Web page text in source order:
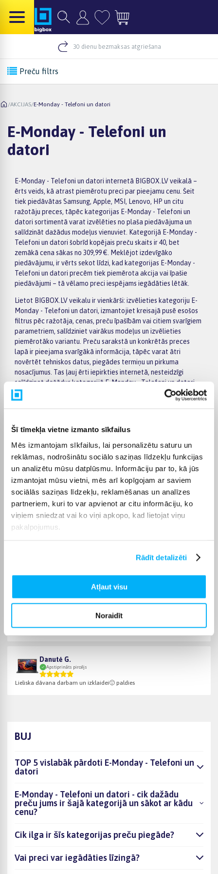
Šī tīmekļa vietne izmanto sīkfailus
Mēs izmantojam sīkfailus, lai personalizētu saturu un
reklāmas, nodrošinātu sociālo saziņas līdzekļu funkcijas
un analizētu mūsu datplūsmu. Informāciju par to, kā jūs
izmantojat mūsu vietni, mēs arī kopīgojam ar saviem
sociālās saziņas līdzekļu, reklamēšanas un analīzes
partneriem, kuri to var apvienot ar citu informāciju, ko
viņiem sniedzat vai ko viņi apkopo, kad lietojat viņu
pakalpojumus.
Rādīt detalizēti
Atļaut visu
Noraidīt
30 dienu bezmaksas atgriešana
Preču filtrs
/AKCIJAS/E-Monday - Telefoni un datori
E-Monday - Telefoni un
datori
E-Monday - Telefoni un datori internetā BIGBOX.LV veikalā –
ērts veids, kā atrast piemērotu preci par pieejamu cenu. Šeit
tiek piedāvātas Samsung, Apple, MSI, Lenovo, HP un citu
ražotāju preces, tāpēc kategorijas E-Monday - Telefoni un
datori sortimentā varat izvēlēties no plaša piedāvājuma un
salīdzināt dažādus modeļus vienuviet. Kategorijā E-Monday -
Telefoni un datori šobrīd kopējais preču skaits ir 40, bet
zemākā cena sākas no 309,99 €. Meklējot izdevīgāko
piedāvājumu, ir vērts sekot līdzi, kad kategorijas E-Monday -
Telefoni un datori precēm tiek piemērota akcija vai īpašie
piedāvājumi – tā vēlamo preci iespējams iegādāties lētāk.
Lietot BIGBOX.LV veikalu ir vienkārši: izvēlieties kategoriju E-
Monday - Telefoni un datori, izmantojiet kreisajā pusē esošos
filtrus pēc ražotāja, cenas, preču īpašībām vai citiem svarīgiem
parametriem, salīdziniet vairākus modeļus un izvēlieties
piemērotāko variantu. Preču sarakstā un konkrētās preces
lapā ir pieejama svarīgākā informācija, tāpēc varat ātri
novērtēt tehniskos datus, piegādes termiņu un pirkuma
nosacījumus. Tas ļauj ērti iepirkties internetā, nesteidzīgi
salīdzinot dažādus kategorijā E-Monday - Telefoni un datori
pieejamos piedāvājumus.
iegādāties ērtāk, sadalot maksājumu vairākās daļās. Piegāde
€, bet pasūtījumiem virs 499 € piegāde uz pakomātu ir bez
maksas; kurjera piegāde maksā no 3,99 €. Precīzs katras
preces piegādes termiņš vienmēr ir norādīts konkrētās preces
lapā.
Piemērotu preci no kategorijas E-Monday - Telefoni un datori
piegādāsim norādītajā termiņā, lai pirkumu internetā varētu
saņemt jums ērtā veidā.
Pircēju atsauksmes par precēm
Jaunius P.
Labs dators mācībām, kvalitatīvs korpuss un ekrāns
Danutė G.
Apstiprināts pircējs
Lieliska dāvana darbam un izklaidei🙂 paldies
BUJ
TOP 5 vislabāk pārdoti E-Monday - Telefoni un
datori
E-Monday - Telefoni un datori - cik dažādu
preču jums ir šajā kategorijā un sākot ar kādu
cenu?
Cik ilga ir šīs kategorijas preču piegāde?
Vai preci var iegādāties līzingā?